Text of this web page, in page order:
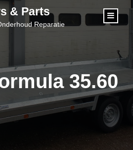
& Parts
Reparatie
35.60